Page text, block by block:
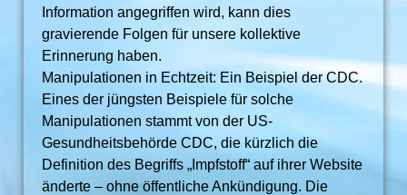
Information angegriffen wird, kann dies
gravierende Folgen für unsere kollektive
Erinnerung haben.
Manipulationen in Echtzeit: Ein Beispiel der CDC.
Eines der jüngsten Beispiele für solche
Manipulationen stammt von der US-
Gesundheitsbehörde CDC, die kürzlich die
Definition des Begriffs „Impfstoff“ auf ihrer Website
änderte – ohne öffentliche Ankündigung. Die